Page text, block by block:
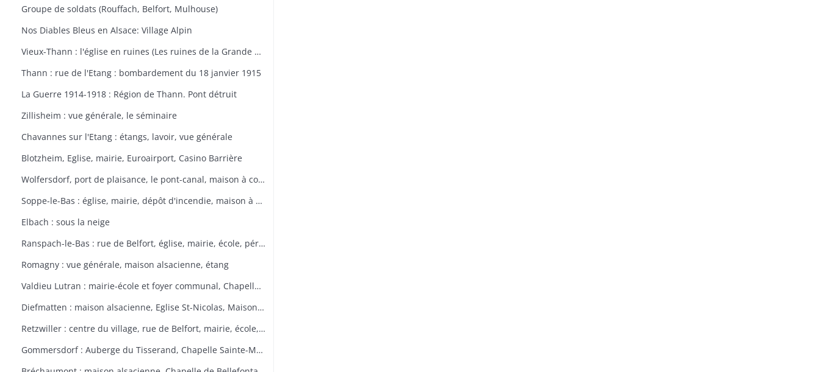
Groupe de soldats (Rouffach, Belfort, Mulhouse)
Nos Diables Bleus en Alsace: Village Alpin
Vieux-Thann : l'église en ruines (Les ruines de la Grande Guerre)
Thann : rue de l'Etang : bombardement du 18 janvier 1915
La Guerre 1914-1918 : Région de Thann. Pont détruit
Zillisheim : vue générale, le séminaire
Chavannes sur l'Etang : étangs, lavoir, vue générale
Blotzheim, Eglise, mairie, Euroairport, Casino Barrière
Wolfersdorf, port de plaisance, le pont-canal, maison à colombages
Soppe-le-Bas : église, mairie, dépôt d'incendie, maison à colombages
Elbach : sous la neige
Ranspach-le-Bas : rue de Belfort, église, mairie, école, périscolaire, platanes plantés sous Napoléon
Romagny : vue générale, maison alsacienne, étang
Valdieu Lutran : mairie-école et foyer communal, Chapelle Notre Dame de la Pitié, calvaire, échelle d'écluses sens Valdieu-Retzwiller
Diefmatten : maison alsacienne, Eglise St-Nicolas, Maison natale Barthélémy Gross
Retzwiller : centre du village, rue de Belfort, mairie, école, décors floraux
Gommersdorf : Auberge du Tisserand, Chapelle Sainte-Marguerite, Calvaire rue des Tilleuls